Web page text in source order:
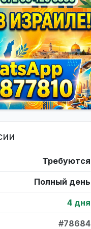
Требуются
Полный день
4 дня
#78684